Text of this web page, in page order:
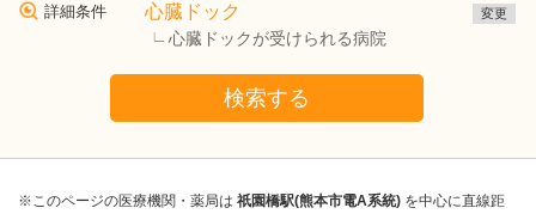
詳細条件 心臓ドック
心臓ドックが受けられる病院
変更
検索する
※このページの医療機関・薬局は 祇園橋駅(熊本市電A系統) を中心に直線距